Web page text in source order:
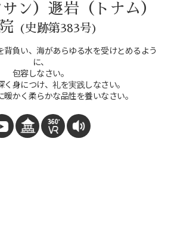
ン）遯岩（トナム）
(史跡第383号)
背負い、海があらゆる水を受けとめるよう
に、
包容しなさい。
く身につけ、礼を実践しなさい。
暖かく柔らかな品性を養いなさい。